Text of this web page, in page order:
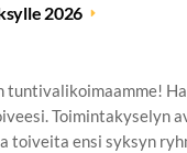
2026
tuntivalikoimaamme!
Toimintakyselyn
toiveita ensi syksyn